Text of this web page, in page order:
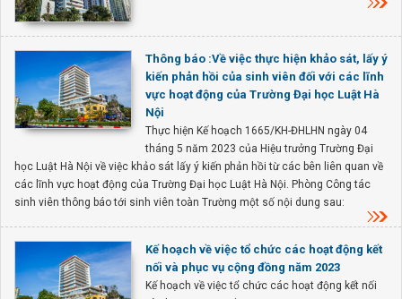
Thông báo :Về việc thực hiện khảo sát, lấy ý
kiến phản hồi của sinh viên đối với các lĩnh
vực hoạt động của Trường Đại học Luật Hà
Nội
Thực hiện Kế hoạch 1665/KH-ĐHLHN ngày 04
tháng 5 năm 2023 của Hiệu trưởng Trường Đại
học Luật Hà Nội về việc khảo sát lấy ý kiến phản hồi từ các bên liên quan về
các lĩnh vực hoạt động của Trường Đại học Luật Hà Nội. Phòng Công tác
sinh viên thông báo tới sinh viên toàn Trường một số nội dung sau:
Kế hoạch về việc tổ chức các hoạt động kết
nối và phục vụ cộng đồng năm 2023
Kế hoạch về việc tổ chức các hoạt động kết nối